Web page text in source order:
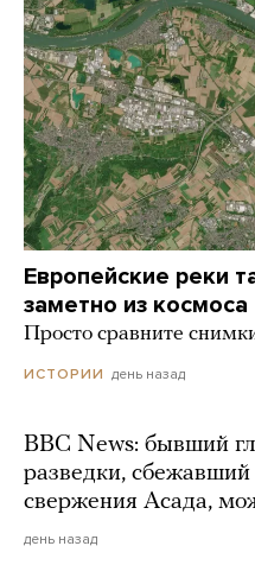
Европейские реки
заметно из космоса
Просто сравните
ИСТОРИИ день назад
BBC News: бывший
разведки,
свержения Асада,
день назад